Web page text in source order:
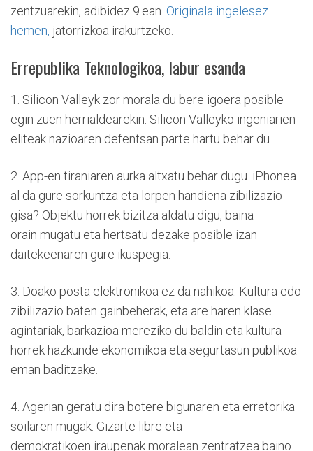
zentzuarekin, adibidez 9.ean. Originala ingelesez
hemen, jatorrizkoa irakurtzeko.
Errepublika Teknologikoa, labur esanda
1. Silicon Valleyk zor morala du bere igoera posible
egin zuen herrialdearekin. Silicon Valleyko ingeniarien
eliteak nazioaren defentsan parte hartu behar du.
2. App-en tiraniaren aurka altxatu behar dugu. iPhonea
al da gure sorkuntza eta lorpen handiena zibilizazio
gisa? Objektu horrek bizitza aldatu digu, baina
orain mugatu eta hertsatu dezake posible izan
daitekeenaren gure ikuspegia.
3. Doako posta elektronikoa ez da nahikoa. Kultura edo
zibilizazio baten gainbeherak, eta are haren klase
agintariak, barkazioa mereziko du baldin eta kultura
horrek hazkunde ekonomikoa eta segurtasun publikoa
eman baditzake.
4. Agerian geratu dira botere bigunaren eta erretorika
soilaren mugak. Gizarte libre eta
demokratikoen iraupenak moralean zentratzea baino